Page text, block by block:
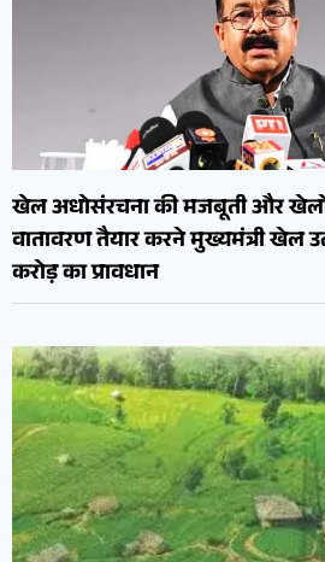
खेल अधोसंरचना की मजबूती और
वातावरण तैयार करने मुख्यमंत्री खेल
करोड़ का प्रावधान